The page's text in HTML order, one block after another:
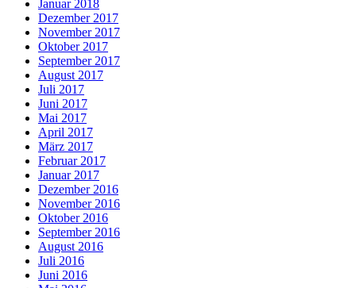
Januar 2018
Dezember 2017
November 2017
Oktober 2017
September 2017
August 2017
Juli 2017
Juni 2017
Mai 2017
April 2017
März 2017
Februar 2017
Januar 2017
Dezember 2016
November 2016
Oktober 2016
September 2016
August 2016
Juli 2016
Juni 2016